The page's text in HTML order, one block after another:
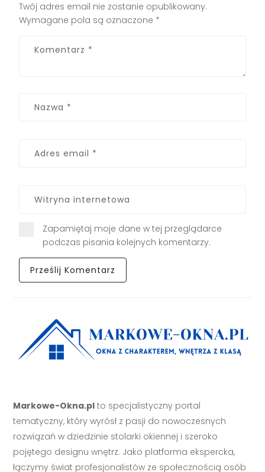
Twój adres email nie zostanie opublikowany.
Wymagane pola są oznaczone *
Zapamiętaj moje dane w tej przeglądarce
podczas pisania kolejnych komentarzy.
Markowe-Okna.pl to specjalistyczny portal
tematyczny, który wyrósł z pasji do nowoczesnych
rozwiązań w dziedzinie stolarki okiennej i szeroko
pojętego designu wnętrz. Jako platforma ekspercka,
łączymy świat profesjonalistów ze społecznością osób